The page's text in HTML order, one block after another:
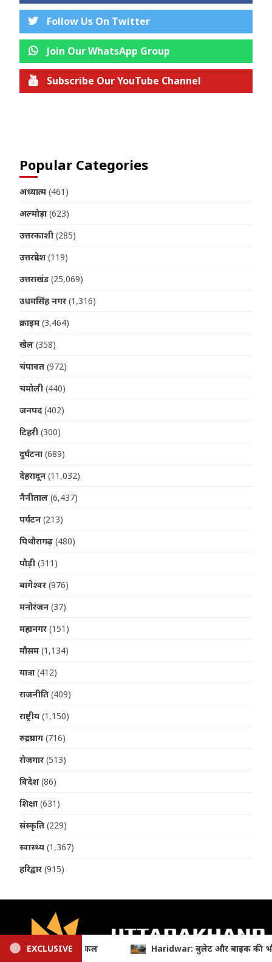
Follow Us On Twitter
Join Our WhatsApp Group
Subscribe Our YouTube Channel
Popular Categories
अध्यात्म (461)
अल्मोड़ा (623)
उत्तरकाशी (285)
उत्तरप्रदेश (119)
उत्तराखंड (25,069)
उधमसिंह नगर (1,316)
क्राइम (3,464)
खेल (358)
चंपावत (972)
चमोली (440)
जनपद (402)
टिहरी (300)
दुर्घटना (689)
देहरादून (11,032)
नैनीताल (6,437)
पर्यटन (213)
पिथौरागढ़ (480)
पौड़ी (311)
बागेश्वर (976)
मनोरंजन (37)
महानगर (151)
मौसम (1,134)
यात्रा (412)
राजनीति (409)
राष्ट्रीय (1,150)
रुद्रप्रयाग (716)
रोजगार (513)
विदेश (86)
शिक्षा (631)
संस्कृति (229)
स्वास्थ्य (1,367)
हरिद्वार (915)
EXCLUSIVE
की भीषण टक्कर, दर्दनाक हादसे में दो कांवड़ियों की मौत